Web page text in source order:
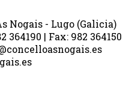
Nogais - Lugo (Galicia)
364190 | Fax: 982 364150